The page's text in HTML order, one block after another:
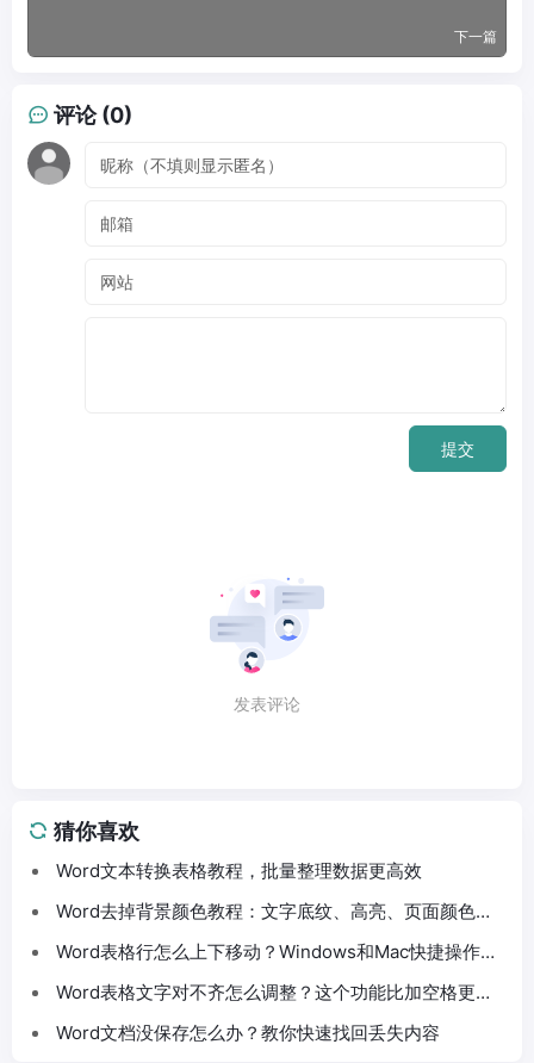
下一篇
评论 (0)
提交
发表评论
猜你喜欢
Word文本转换表格教程，批量整理数据更高效
Word去掉背景颜色教程：文字底纹、高亮、页面颜色这
Word表格行怎么上下移动？Windows和Mac快捷操作分
Word表格文字对不齐怎么调整？这个功能比加空格更方
Word文档没保存怎么办？教你快速找回丢失内容